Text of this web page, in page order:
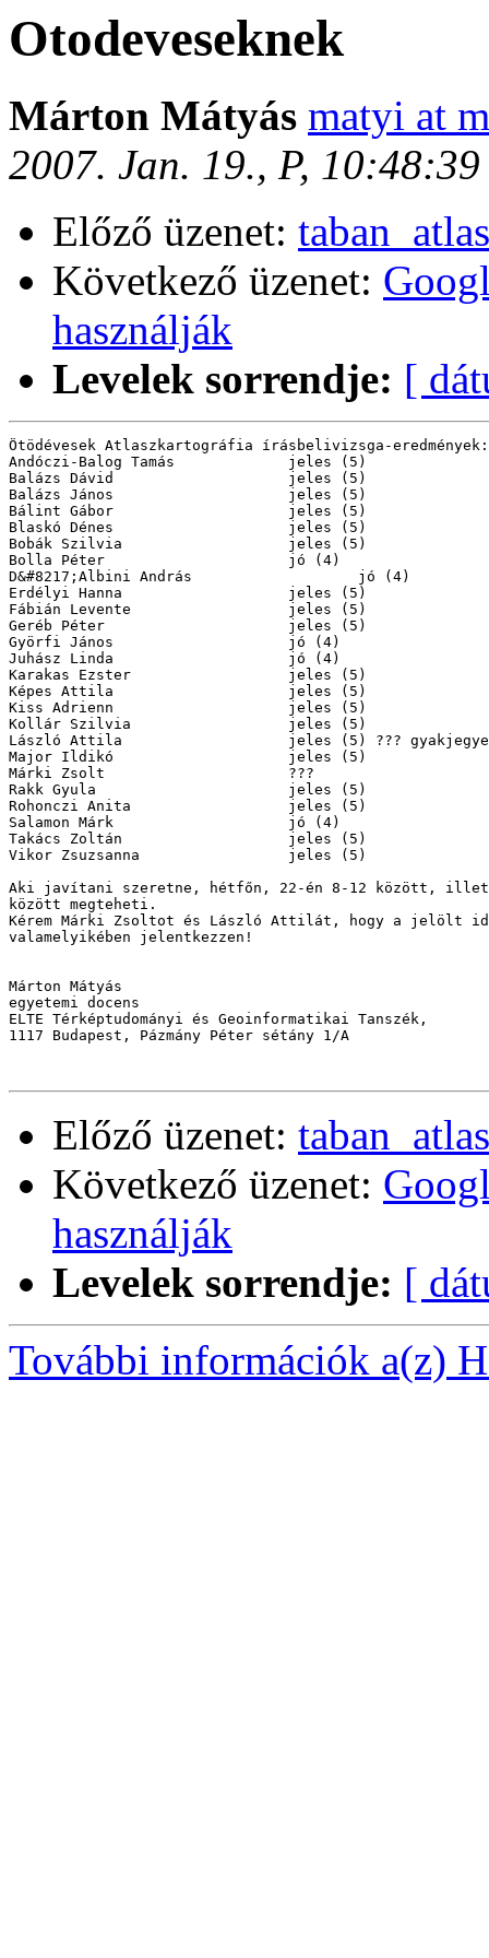
Otodeveseknek
Márton Mátyás matyi at
2007. Jan. 19., P,
Előző üzenet:
Következő üzenet:
használják
Levelek sorrendje: [
Ötödévesek Atlaszkartográfia írásbelivizsga-eredmények:
Andóczi-Balog Tamás	        jeles (5)
Balázs Dávid			jeles (5)
Balázs János			jeles (5)
Bálint Gábor			jeles (5)
Blaskó Dénes			jeles (5)
Bobák Szilvia			jeles (5)
Bolla Péter			jó (4)
D&#8217;Albini András		        jó (4)
Erdélyi Hanna			jeles (5)
Fábián Levente		        jeles (5)
Geréb Péter			jeles (5)
Györfi János			jó (4)
Juhász Linda			jó (4)
Karakas Ezster		        jeles (5)
Képes Attila			jeles (5)
Kiss Adrienn			jeles (5)
Kollár Szilvia			jeles (5)
László Attila			jeles (5) ??? gyakjegye nincs!!!!
Major Ildikó			jeles (5)
Márki Zsolt			???
Rakk Gyula			jeles (5)
Rohonczi Anita		        jeles (5)
Salamon Márk		        jó (4)
Takács Zoltán			jeles (5)
Vikor Zsuzsanna		        jeles (5)
Aki javítani szeretne, hétfőn, 22-én 8-12 között,
között megteheti.
Kérem Márki Zsoltot és László Attilát, hogy a jelölt
valamelyikében jelentkezzen!
Márton Mátyás
egyetemi docens
ELTE Térképtudományi és Geoinformatikai Tanszék,
1117 Budapest, Pázmány Péter sétány 1/A
Előző üzenet:
Következő üzenet:
használják
Levelek sorrendje: [
További információk a(z)